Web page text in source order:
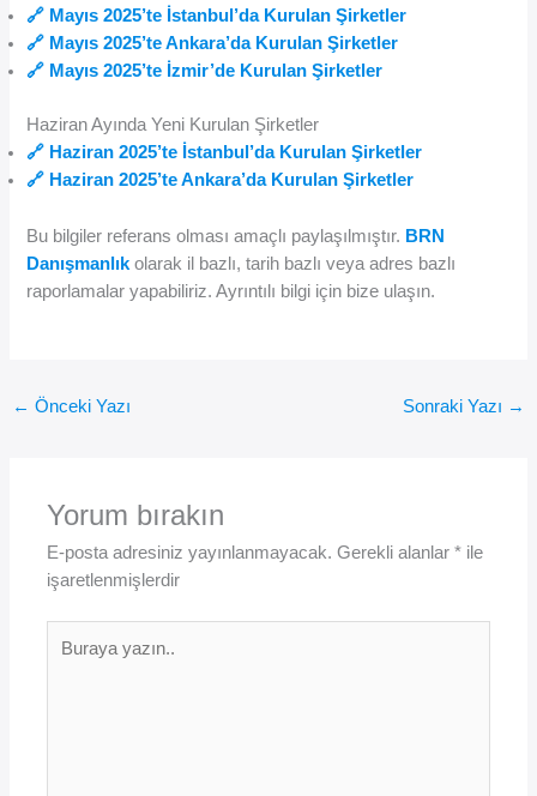
🔗 Mayıs 2025’te İstanbul’da Kurulan Şirketler
🔗 Mayıs 2025’te Ankara’da Kurulan Şirketler
🔗 Mayıs 2025’te İzmir’de Kurulan Şirketler
Haziran Ayında Yeni Kurulan Şirketler
🔗 Haziran 2025’te İstanbul’da Kurulan Şirketler
🔗 Haziran 2025’te Ankara’da Kurulan Şirketler
Bu bilgiler referans olması amaçlı paylaşılmıştır. BRN
Danışmanlık olarak il bazlı, tarih bazlı veya adres bazlı
raporlamalar yapabiliriz. Ayrıntılı bilgi için bize ulaşın.
← Önceki Yazı Sonraki Yazı →
Yorum bırakın
E-posta adresiniz yayınlanmayacak. Gerekli alanlar* ile
işaretlenmişlerdir
yazın..